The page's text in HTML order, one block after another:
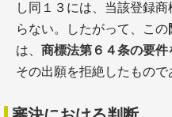
し同１３には、当該登録
らない。したがって、この
は、 商標法第６４条の要件
その出願を拒絶したもので